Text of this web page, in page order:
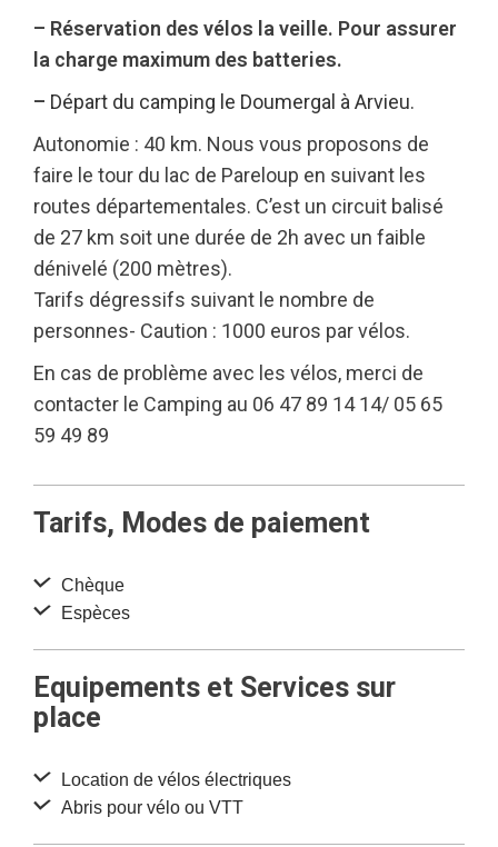
– Réservation des vélos la veille. Pour assurer
la charge maximum des batteries.
– Départ du camping le Doumergal à Arvieu.
Autonomie : 40 km. Nous vous proposons de
faire le tour du lac de Pareloup en suivant les
routes départementales. C’est un circuit balisé
de 27 km soit une durée de 2h avec un faible
dénivelé (200 mètres).
Tarifs dégressifs suivant le nombre de
personnes- Caution : 1000 euros par vélos.
En cas de problème avec les vélos, merci de
contacter le Camping au 06 47 89 14 14/ 05 65
59 49 89
Tarifs, Modes de paiement
Chèque
Espèces
Equipements et Services sur
place
Location de vélos électriques
Abris pour vélo ou VTT